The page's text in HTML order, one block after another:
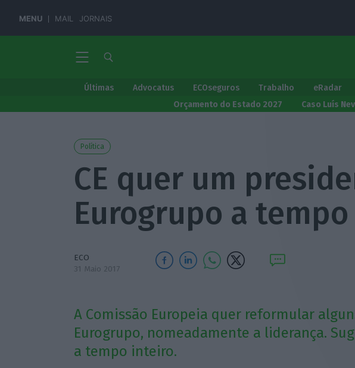
MENU MAIL JORNAIS
Últimas Advocatus ECOseguros Trabalho eRadar
Orçamento do Estado 2027
Caso Luís
Política
CE quer um
Eurogrupo a
ECO
31 Maio 2017
A Comissão Europeia quer reformular
Eurogrupo, nomeadamente a liderança.
a tempo inteiro.